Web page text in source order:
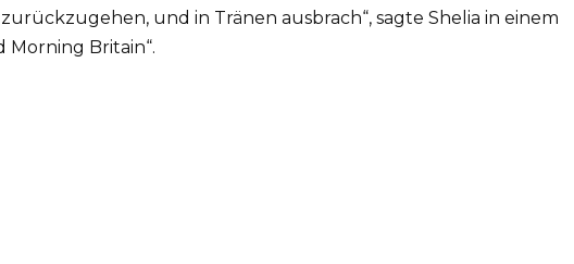
und in Tränen ausbrach“, sagte Shelia in einem
Morning Britain“.